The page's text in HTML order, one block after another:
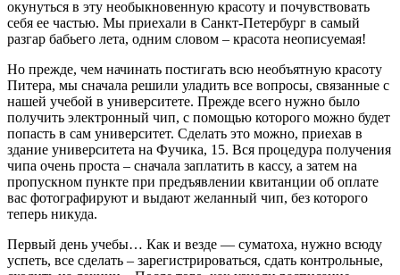
окунуться в эту необыкновенную красоту и почувствовать
себя ее частью. Мы приехали в Санкт-Петербург в самый
разгар бабьего лета, одним словом – красота неописуемая!
Но прежде, чем начинать постигать всю необъятную красоту
Питера, мы сначала решили уладить все вопросы, связанные с
нашей учебой в университете. Прежде всего нужно было
получить электронный чип, с помощью которого можно будет
попасть в сам университет. Сделать это можно, приехав в
здание университета на Фучика, 15. Вся процедура получения
чипа очень проста – сначала заплатить в кассу, а затем на
пропускном пункте при предъявлении квитанции об оплате
вас фотографируют и выдают желанный чип, без которого
теперь никуда.
Первый день учебы… Как и везде — суматоха, нужно вcюду
успеть, все сделать – зарегистрироваться, сдать контрольные,